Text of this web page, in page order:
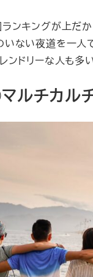
ンキングが上だ
ない夜道を一人
ンドリーな人も
ルチカル